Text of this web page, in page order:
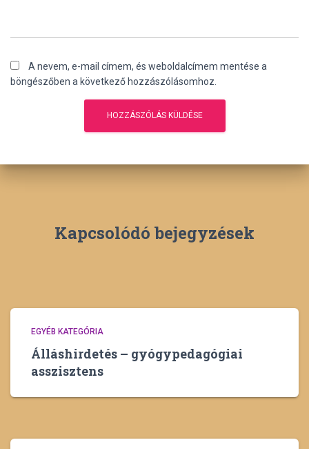
A nevem, e-mail címem, és weboldalcímem mentése a
böngészőben a következő hozzászólásomhoz.
Kapcsolódó bejegyzések
EGYÉB KATEGÓRIA
Álláshirdetés – gyógypedagógiai
asszisztens